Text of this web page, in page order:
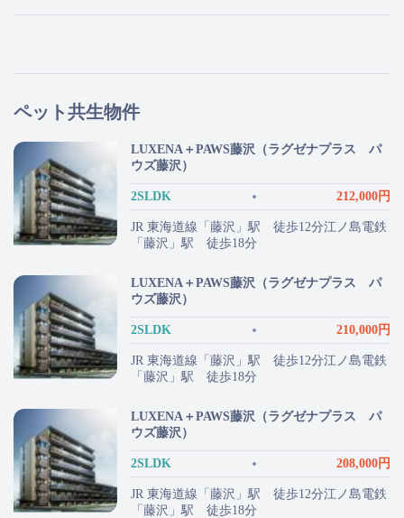
ペット共生物件
LUXENA＋PAWS藤沢（ラグゼナプラス パ
ウズ藤沢）
2SLDK 212,000円
JR 東海道線「藤沢」駅 徒歩12分江ノ島電鉄
「藤沢」駅 徒歩18分
LUXENA＋PAWS藤沢（ラグゼナプラス パ
ウズ藤沢）
2SLDK 210,000円
JR 東海道線「藤沢」駅 徒歩12分江ノ島電鉄
「藤沢」駅 徒歩18分
LUXENA＋PAWS藤沢（ラグゼナプラス パ
ウズ藤沢）
2SLDK 208,000円
JR 東海道線「藤沢」駅 徒歩12分江ノ島電鉄
「藤沢」駅 徒歩18分